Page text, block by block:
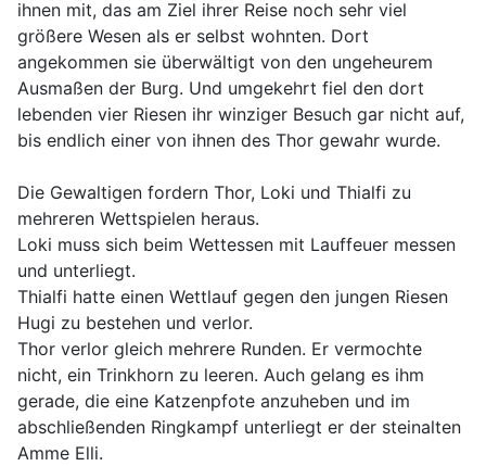
ihnen mit, das am Ziel ihrer Reise noch sehr viel
größere Wesen als er selbst wohnten. Dort
angekommen sie überwältigt von den ungeheurem
Ausmaßen der Burg. Und umgekehrt fiel den dort
lebenden vier Riesen ihr winziger Besuch gar nicht auf,
bis endlich einer von ihnen des Thor gewahr wurde.
Die Gewaltigen fordern Thor, Loki und Thialfi zu
mehreren Wettspielen heraus.
Loki muss sich beim Wettessen mit Lauffeuer messen
und unterliegt.
Thialfi hatte einen Wettlauf gegen den jungen Riesen
Hugi zu bestehen und verlor.
Thor verlor gleich mehrere Runden. Er vermochte
nicht, ein Trinkhorn zu leeren. Auch gelang es ihm
gerade, die eine Katzenpfote anzuheben und im
abschließenden Ringkampf unterliegt er der steinalten
Amme Elli.